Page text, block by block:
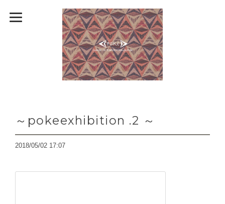
～pokeexhibition .2 ～
2018/05/02 17:07